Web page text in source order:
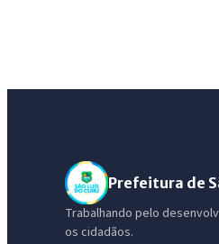
Prefeitura de
Trabalhando pelo
os cidadãos.